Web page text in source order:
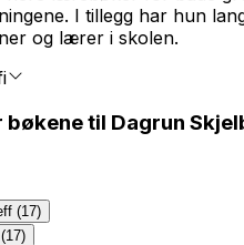
I tillegg har hun
og lærer i skolen.
bøkene til Dagrun
(17)